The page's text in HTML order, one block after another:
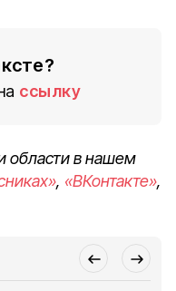
ссылку
области в нашем
, «ВКонтакте»,